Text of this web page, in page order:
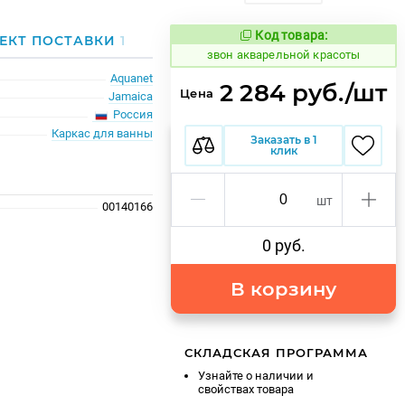
ПОСТАВКИ1
Aquanet
Jamaica
Россия
Каркас для ванны
00140166
Код товара:
453165 Код товара:
звон акварельной красоты
Цена 2 284 руб./шт
Заказать в 1
клик
шт
0 руб.
В корзину
СКЛАДСКАЯ ПРОГРАММА
Узнайте о наличии и
свойствах товара